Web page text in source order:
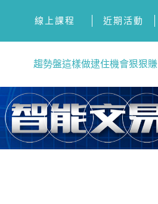
線上課程 近期活動
趨勢盤這樣做逮住機會狠狠賺